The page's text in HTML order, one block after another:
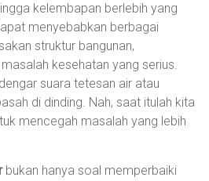
kelembapan berlebih yang
menyebabkan berbagai
struktur bangunan,
kesehatan yang serius.
suara tetesan air atau
di dinding. Nah, saat itulah kita
mencegah masalah yang lebih
bukan hanya soal memperbaiki